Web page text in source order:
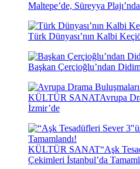
Maltepe’de, Süreyya
Türk Dünyası’nın Kalbi
Başkan Çerçioğlu’ndan
KÜLTÜR SANATAvrupa
İzmir’de
KÜLTÜR SANAT“Aşk
Çekimleri İstanbul’da